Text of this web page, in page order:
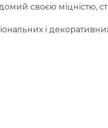
своєю міцністю,
і